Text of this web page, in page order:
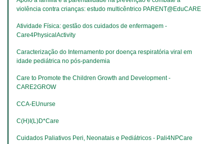
violência contra crianças: estudo multicêntrico PARENT@EduCARE
Atividade Física: gestão dos cuidados de enfermagem -
Care4PhysicalActivity
Caracterização do Internamento por doença respiratória viral em
idade pediátrica no pós-pandemia
Care to Promote the Children Growth and Development -
CARE2GROW
CCA-EUnurse
C(H)I(L)D*Care
Cuidados Paliativos Peri, Neonatais e Pediátricos - Pali4NPCare